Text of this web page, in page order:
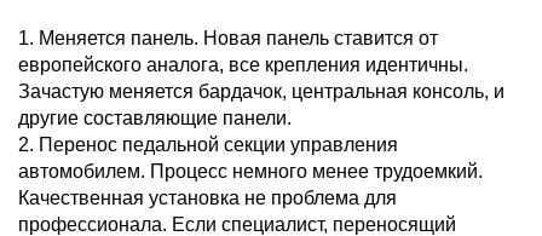
1. Меняется панель. Новая панель ставится от
европейского аналога, все крепления идентичны.
Зачастую меняется бардачок, центральная консоль, и
другие составляющие панели.
2. Перенос педальной секции управления
автомобилем. Процесс немного менее трудоемкий.
Качественная установка не проблема для
профессионала. Если специалист, переносящий